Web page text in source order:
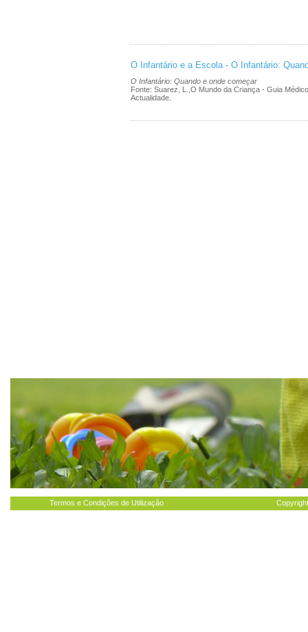
O Infantário e a Escola - O Infantário:
O Infantário: Quando e onde começar
Fonte: Suarez, L.,O Mundo da Criança - Guia
Actualidade.
Termos e Condições de Utilização